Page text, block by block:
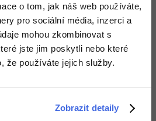
o tom, jak náš web používáte,
pro sociální média, inzerci a
mohou zkombinovat s
jste jim poskytli nebo které
že používáte jejich služby.
Zobrazit detaily
JavaScript -->
first, then Popper.js, then
"https://code.jquery.com/
"https://cdnjs.cloudflare.com/
"https://